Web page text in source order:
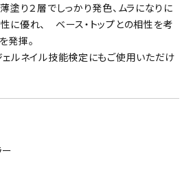
塗り２層でしっかり発色、ムラになりに
に優れ、 ベース・トップとの相性を考
発揮。
ルネイル技能検定にもご使用いただけ
ー